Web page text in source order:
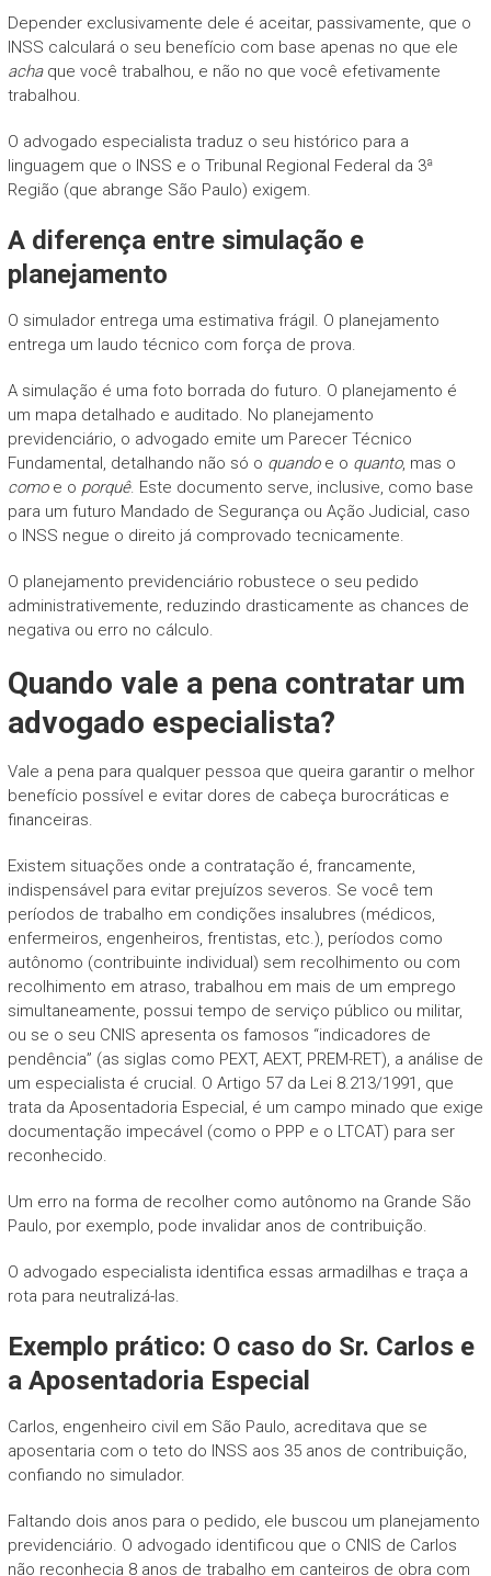
Depender exclusivamente dele é aceitar, passivamente, que o
INSS calculará o seu benefício com base apenas no que ele
achaque você trabalhou, e não no que você efetivamente
trabalhou.
O advogado especialista traduz o seu histórico para a
linguagem que o INSS e o Tribunal Regional Federal da 3ª
Região (que abrange São Paulo) exigem.
A diferença entre simulação e
planejamento
O simulador entrega uma estimativa frágil. O planejamento
entrega um laudo técnico com força de prova.
A simulação é uma foto borrada do futuro. O planejamento é
um mapa detalhado e auditado. No planejamento
previdenciário, o advogado emite um Parecer Técnico
Fundamental, detalhando não só o quandoe o quanto, mas o
comoe o porquê. Este documento serve, inclusive, como base
para um futuro Mandado de Segurança ou Ação Judicial, caso
o INSS negue o direito já comprovado tecnicamente.
O planejamento previdenciário robustece o seu pedido
administrativemente, reduzindo drasticamente as chances de
negativa ou erro no cálculo.
Quando vale a pena contratar um
advogado especialista?
Vale a pena para qualquer pessoa que queira garantir o melhor
benefício possível e evitar dores de cabeça burocráticas e
financeiras.
Existem situações onde a contratação é, francamente,
indispensável para evitar prejuízos severos. Se você tem
períodos de trabalho em condições insalubres (médicos,
enfermeiros, engenheiros, frentistas, etc.), períodos como
autônomo (contribuinte individual) sem recolhimento ou com
recolhimento em atraso, trabalhou em mais de um emprego
simultaneamente, possui tempo de serviço público ou militar,
ou se o seu CNIS apresenta os famosos “indicadores de
pendência” (as siglas como PEXT, AEXT, PREM-RET), a análise de
um especialista é crucial. O Artigo 57 da Lei 8.213/1991, que
trata da Aposentadoria Especial, é um campo minado que exige
documentação impecável (como o PPP e o LTCAT) para ser
reconhecido.
Um erro na forma de recolher como autônomo na Grande São
Paulo, por exemplo, pode invalidar anos de contribuição.
O advogado especialista identifica essas armadilhas e traça a
rota para neutralizá-las.
Exemplo prático: O caso do Sr. Carlos e
a Aposentadoria Especial
Carlos, engenheiro civil em São Paulo, acreditava que se
aposentaria com o teto do INSS aos 35 anos de contribuição,
confiando no simulador.
Faltando dois anos para o pedido, ele buscou um planejamento
previdenciário. O advogado identificou que o CNIS de Carlos
não reconhecia 8 anos de trabalho em canteiros de obra com